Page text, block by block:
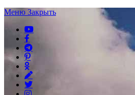
Меню Закрыть